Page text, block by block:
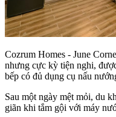
Cozrum Homes - June
nhưng cực kỳ tiện nghi,
bếp có đủ dụng cụ nấu
Sau một ngày mệt mỏi, du
giãn khi tắm gội với máy